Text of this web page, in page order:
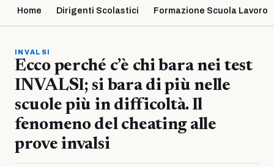
Home Dirigenti Scolastici Formazione Scuola Lavoro
INVALSI
Ecco perché c’è chi bara nei test
INVALSI; si bara di più nelle
scuole più in difficoltà. Il
fenomeno del cheating alle
prove invalsi